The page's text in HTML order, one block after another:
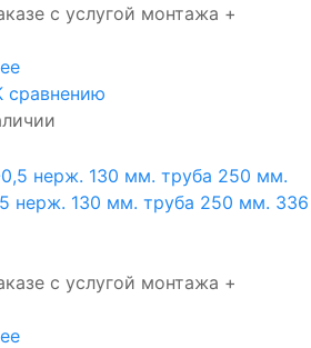
с услугой монтажа +
сравнению
нерж. 130 мм. труба 250 мм. 336
с услугой монтажа +